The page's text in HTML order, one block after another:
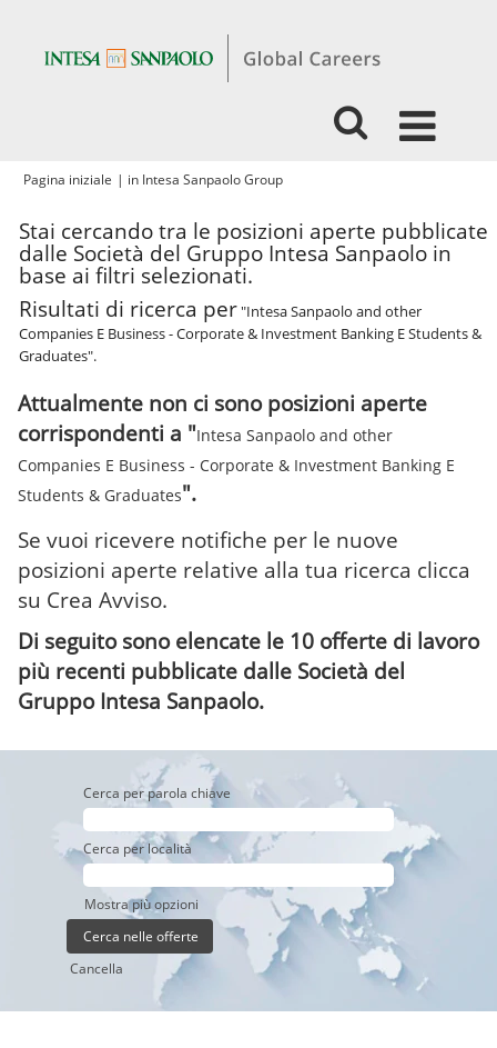
Pagina iniziale | in Intesa Sanpaolo Group(pagina
Stai cercando tra le posizioni aperte pubblicate
dalle Società del Gruppo Intesa Sanpaolo in
base ai filtri selezionati.
Risultati di ricerca per"Intesa Sanpaolo and other
Companies E Business - Corporate & Investment Banking E Students &
Graduates".
Attualmente non ci sono posizioni aperte
corrispondenti a "Intesa Sanpaolo and other
Companies E Business - Corporate & Investment Banking E
Students & Graduates".
Se vuoi ricevere notifiche per le nuove
posizioni aperte relative alla tua ricerca clicca
su Crea Avviso.
Di seguito sono elencate le 10 offerte di lavoro
più recenti pubblicate dalle Società del
Gruppo Intesa Sanpaolo.
Cerca per parola chiave
Cerca per località
Mostra più opzioni
Cancella